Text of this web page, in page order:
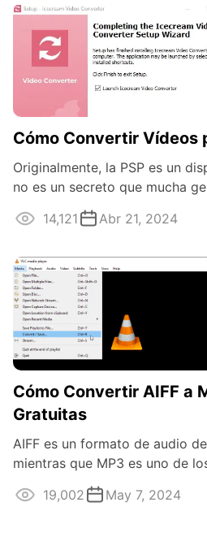
Cómo Convertir Vídeos
Originalmente, la PSP es un
no es un secreto que mucha
como contenedor multimedia.
14,121 Abr 21, 2024
Cómo Convertir AIFF a
Gratuitas
AIFF es un formato de audio
mientras que MP3 es uno de
utilizados. La conversión entre
19,002 May 7, 2024